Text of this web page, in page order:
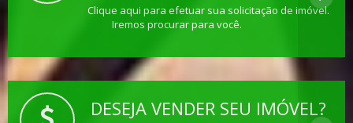
Clique aqui para efetuar sua solicitação de imóvel.
Iremos procurar para você.
DESEJA VENDER SEU IMÓVEL?